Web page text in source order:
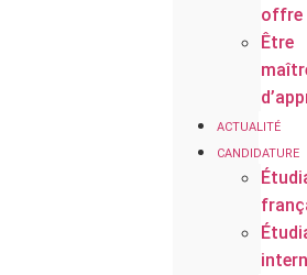
offre
Être
ACTUALITÉ
CANDIDATURE